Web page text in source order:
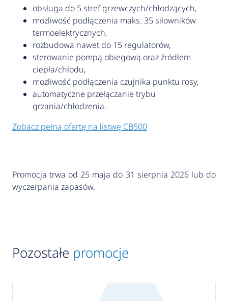
obsługa do 5 stref grzewczych/chłodzących,
możliwość podłączenia maks. 35 siłowników
termoelektrycznych,
rozbudowa nawet do 15 regulatorów,
sterowanie pompą obiegową oraz źródłem
ciepła/chłodu,
możliwość podłączenia czujnika punktu rosy,
automatyczne przełączanie trybu
grzania/chłodzenia.
Zobacz pełną ofertę na listwę CB500
Promocja trwa od 25 maja do 31 sierpnia 2026 lub do
wyczerpania zapasów.
Pozostałe promocje